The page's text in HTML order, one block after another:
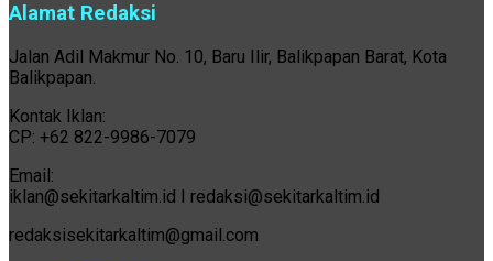
Alamat Redaksi
Jalan Adil Makmur No. 10, Baru Ilir, Balikpapan Barat, Kota
Balikpapan.
Kontak Iklan:
CP: +62 822-9986-7079
Email:
iklan@sekitarkaltim.id I redaksi@sekitarkaltim.id
redaksisekitarkaltim@gmail.com